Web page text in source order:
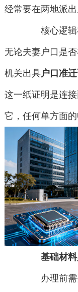
经常要在两地派出
核心逻辑在
无论夫妻户口是
机关出具户口准迁
这一纸证明是连
它，任何单方面的
基础材
办理前需